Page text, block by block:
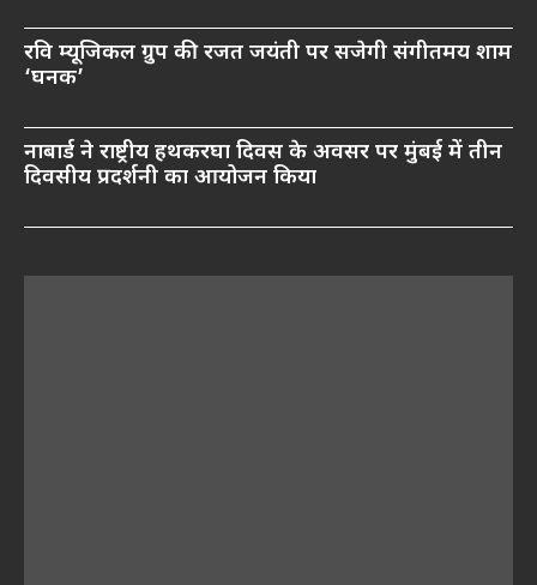
रवि म्यूजिकल ग्रुप की रजत जयंती पर सजेगी संगीतमय शाम
‘घनक’
नाबार्ड ने राष्ट्रीय हथकरघा दिवस के अवसर पर मुंबई में तीन
दिवसीय प्रदर्शनी का आयोजन किया